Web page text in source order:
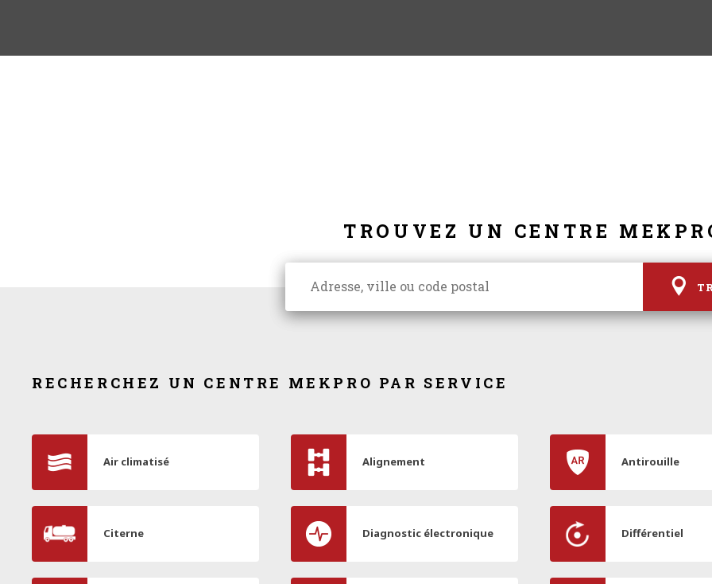
TROUVEZ UN CENTRE
RECHERCHEZ UN CENTRE MEKPRO PAR SERVICE
Air climatisé Alignement Antirouille
Citerne Diagnostic électronique Différentiel